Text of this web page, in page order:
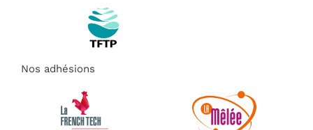
Nos adhésions